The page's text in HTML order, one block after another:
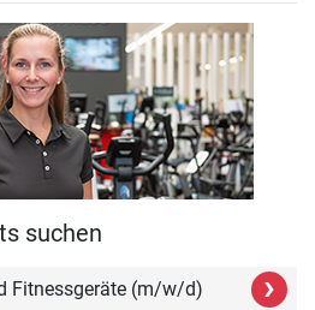
suchen
Fitnessgeräte (m/w/d) ›